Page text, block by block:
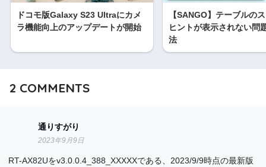
ドコモ版Galaxy S23 Ultraにカメ
ラ機能向上のアップデートが開始
【SANGO】テーブルの
ヒントが表示されない問
法
2 COMMENTS
通りすがり
2023年9月9日
RT-AX82Uをv3.0.0.4_388_XXXXXである、2023/9/9時点の最新版